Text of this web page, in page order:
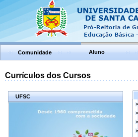
Comunidade Aluno
Currículos dos Cursos
UFSC